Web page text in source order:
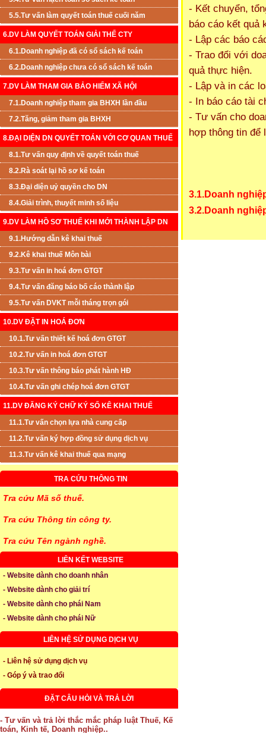
5.5.Tư vấn làm quyết toán thuế cuối năm
6.DV LÀM QUYẾT TOÁN GIẢI THỂ CTY
6.1.Doanh nghiệp đã có sổ sách kế toán
6.2.Doanh nghiệp chưa có sổ sách kế toán
7.DV LÀM THAM GIA BẢO HIỂM XÃ HỘI
7.1.Doanh nghiệp tham gia BHXH lần đầu
7.2.Tăng, giảm tham gia BHXH
8.ĐẠI DIỆN DN QUYẾT TOÁN VỚI CƠ QUAN THUẾ
8.1.Tư vấn quy định về quyết toán thuế
8.2.Rà soát lại hồ sơ kế toán
8.3.Đại diện uỷ quyền cho DN
8.4.Giải trình, thuyết minh số liệu
9.DV LÀM HỒ SƠ THUẾ KHI MỚI THÀNH LẬP DN
9.1.Hướng dẫn kê khai thuế
9.2.Kê khai thuế Môn bài
9.3.Tư vấn in hoá đơn GTGT
9.4.Tư vấn đăng báo bố cáo thành lập
9.5.Tư vấn DVKT mỗi tháng trọn gói
10.DV ĐẶT IN HOÁ ĐƠN
10.1.Tư vấn thiết kế hoá đơn GTGT
10.2.Tư vấn in hoá đơn GTGT
10.3.Tư vấn thông báo phát hành HĐ
10.4.Tư vấn ghi chép hoá đơn GTGT
11.DV ĐĂNG KÝ CHỮ KÝ SỐ KÊ KHAI THUẾ
11.1.Tư vấn chọn lựa nhà cung cấp
11.2.Tư vấn ký hợp đồng sử dụng dịch vụ
11.3.Tư vấn kê khai thuế qua mạng
TRA CỨU THÔNG TIN
Tra cứu Mã số thuế.
Tra cứu Thông tin công ty.
Tra cứu Tên ngành nghề.
LIÊN KẾT WEBSITE
- Website dành cho doanh nhân
- Website dành cho giải trí
- Website dành cho phái Nam
- Website dành cho phái Nữ
LIÊN HỆ SỬ DỤNG DỊCH VỤ
- Liên hệ sử dụng dịch vụ
- Góp ý và trao đổi
ĐẶT CÂU HỎI VÀ TRẢ LỜI
- Tư vấn và trả lời thắc mắc pháp luật Thuế, Kế
toán, Kinh tế, Doanh nghiệp..
- Kết chuyển,
báo cáo kết quả
- Lập các báo
- Trao đổi với
quả thực hiện.
- Lập và in các
- In báo cáo tài
- Tư vấn cho
hợp thông tin để
3.1.Doanh
3.2.Doanh